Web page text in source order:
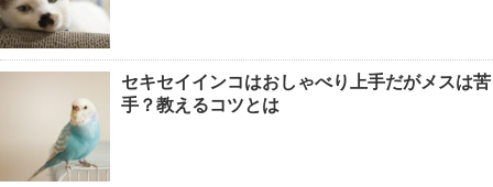
セキセイインコはおしゃべり上手だがメスは苦
手？教えるコツとは